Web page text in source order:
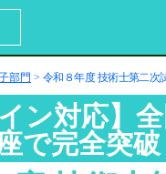
部門 > 令和８年度 技術士第二次
イン対応】
で完全突